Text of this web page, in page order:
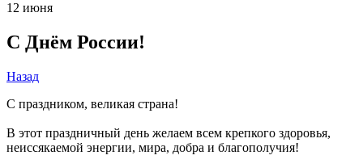
12 июня
С Днём России!
Назад
С праздником, великая страна!
В этот праздничный день желаем всем крепкого здоровья,
неиссякаемой энергии, мира, добра и благополучия!